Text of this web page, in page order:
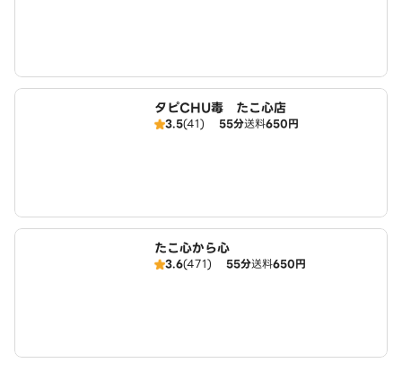
タピCHU毒 たこ心店
3.5(41) 55分送料650円
たこ心から心
3.6(471) 55分送料650円